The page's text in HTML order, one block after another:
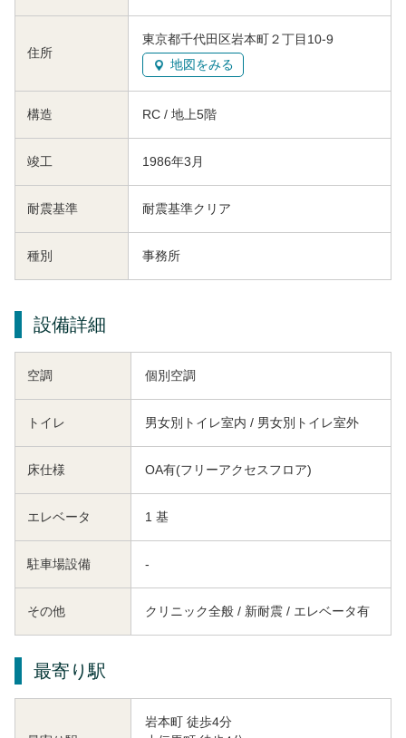
住所
東京都千代田区岩本町２丁目10-9
地図をみる
構造 RC / 地上5階
竣工 1986年3月
耐震基準 耐震基準クリア
種別 事務所
設備詳細
空調 個別空調
トイレ 男女別トイレ室内 / 男女別トイレ室外
床仕様 OA有(フリーアクセスフロア)
エレベータ 1 基
駐車場設備 -
その他 クリニック全般 / 新耐震 / エレベータ有
最寄り駅
岩本町 徒歩4分